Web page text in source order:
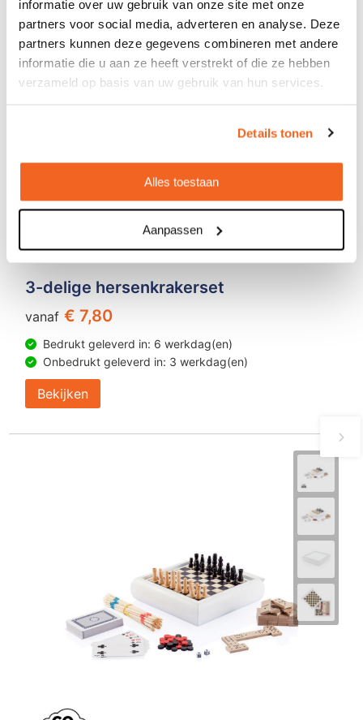
informatie over uw gebruik van onze site met onze
partners voor social media, adverteren en analyse. Deze
partners kunnen deze gegevens combineren met andere
informatie die u aan ze heeft verstrekt of die ze hebben
verzameld op basis van uw gebruik van hun services.
Details tonen
Alles toestaan
Aanpassen
3-delige hersenkrakerset
vanaf € 7,80
Bedrukt geleverd in: 6 werkdag(en)
Onbedrukt geleverd in: 3 werkdag(en)
Bekijken